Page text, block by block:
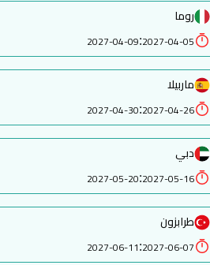
روما
2027-04-05
:
2027-04-09
ماربيلا
2027-04-26
:
2027-04-30
دبي
2027-05-16
:
2027-05-20
طرابزون
2027-06-07
:
2027-06-11